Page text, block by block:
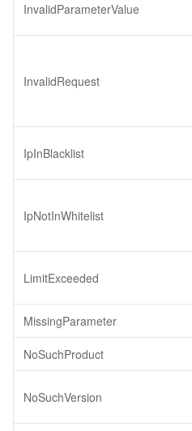
InvalidParameterValue
InvalidRequest
IpInBlacklist
IpNotInWhitelist
LimitExceeded
MissingParameter
NoSuchProduct
NoSuchVersion